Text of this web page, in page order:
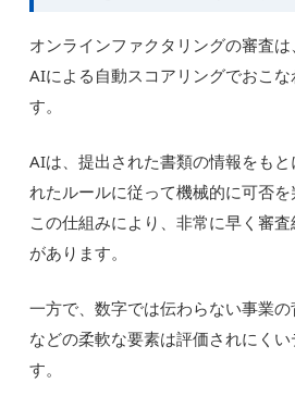
オンラインファクタリングの審査
AIによる自動スコアリングでおこ
す。
AIは、提出された書類の情報をも
れたルールに従って機械的に可否を
この仕組みにより、非常に早く審
があります。
一方で、数字では伝わらない事業
などの柔軟な要素は評価されにく
す。